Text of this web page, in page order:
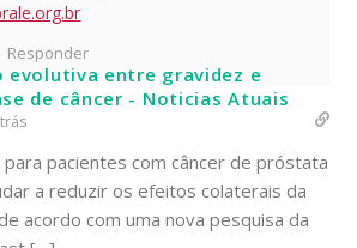
Responder
evolutiva entre gravidez e
de câncer - Noticias Atuais
pacientes com câncer de próstata
a reduzir os efeitos colaterais da
acordo com uma nova pesquisa da